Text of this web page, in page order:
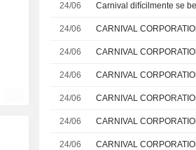
24/06
24/06
24/06
24/06
24/06
24/06
24/06